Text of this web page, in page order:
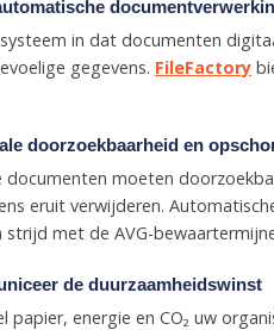
in dat documenten
gegevens. FileFactory
doorzoekbaarheid en
documenten moeten
eruit verwijderen.
met de AVG-
de duurzaamheidswinst
papier, energie en CO₂ uw